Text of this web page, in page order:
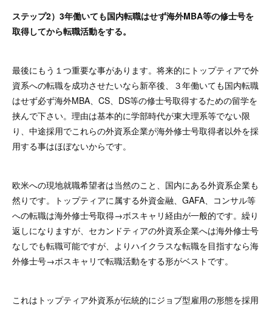
ステップ2）3年働いても国内転職はせず海外MBA等の修士号を
取得してから転職活動をする。
最後にもう１つ重要な事があります。将来的にトップティアで外
資系への転職を成功させたいなら新卒後、３年働いても国内転職
はせず必ず海外MBA、CS、DS等の修士号取得するための留学を
挟んで下さい。理由は基本的に学部時代が東大理系等でない限
り、中途採用でこれらの外資系企業が海外修士号取得者以外を採
用する事はほぼないからです。
欧米への現地就職希望者は当然のこと、国内にある外資系企業も
然りです。トップティアに属する外資金融、GAFA、コンサル等
への転職は海外修士号取得→ボスキャリ経由が一般的です。繰り
返しになりますが、セカンドティアの外資系企業へは海外修士号
なしでも転職可能ですが、よりハイクラスな転職を目指すなら海
外修士号→ボスキャリで転職活動をする形がベストです。
これはトップティア外資系が伝統的にジョブ型雇用の形態を採用